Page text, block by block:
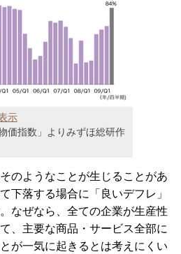
示
価指数」よりみずほ総研作
のようなことが生じることがあ
下落する場合に「良いデフレ」
なぜなら、全ての企業が生産性
、主要な商品・サービス全部に
が一気に起きるとは考えにくい